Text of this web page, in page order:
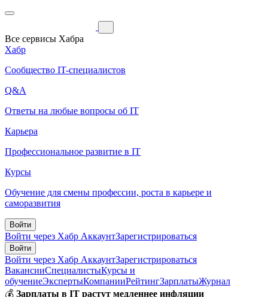
Все сервисы Хабра
Хабр
Сообщество IT-специалистов
Q&A
Ответы на любые вопросы об IT
Карьера
Профессиональное развитие в IT
Курсы
Обучение для смены профессии, роста в карьере и
саморазвития
Войти
Войти через Хабр АккаунтЗарегистрироваться
Войти
Войти через Хабр АккаунтЗарегистрироваться
ВакансииСпециалистыКурсы и
обучениеЭкспертыКомпанииРейтингЗарплатыЖурнал
💰 Зарплаты в IT растут медленнее инфляции